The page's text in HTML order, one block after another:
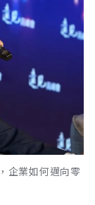
企業如何邁向零